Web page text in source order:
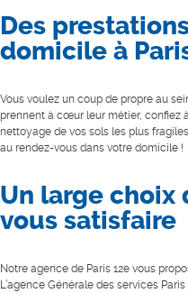
Des
domicile à
Vous voulez un coup de propre au
prennent à cœur leur métier, confiez
nettoyage de vos sols les plus
au rendez-vous dans votre domicile !
Un large choix
vous satisfaire
Notre agence de Paris 12e vous
L’agence Générale des services